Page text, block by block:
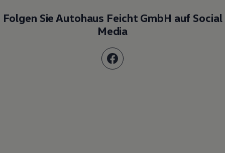
Folgen Sie Autohaus Feicht GmbH auf Social
Media